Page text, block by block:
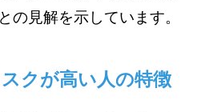
の見解を示しています。
クが高い人の特徴